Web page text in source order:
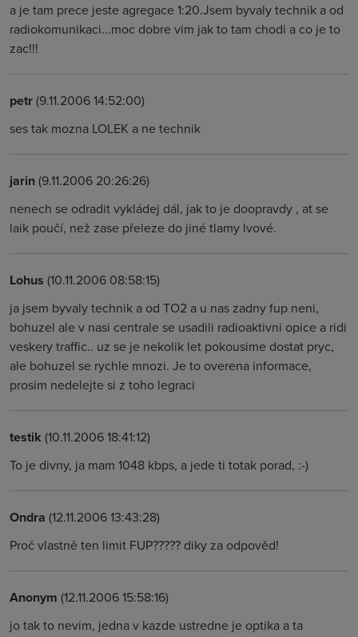
a je tam prece jeste agregace 1:20.Jsem byvaly technik a od
radiokomunikaci...moc dobre vim jak to tam chodi a co je to
zac!!!
petr(9.11.2006 14:52:00)
ses tak mozna LOLEK a ne technik
jarin(9.11.2006 20:26:26)
nenech se odradit vykládej dál, jak to je doopravdy , at se
laik poučí, než zase přeleze do jiné tlamy lvové.
Lohus (10.11.2006 08:58:15)
ja jsem byvaly technik a od TO2 a u nas zadny fup neni,
bohuzel ale v nasi centrale se usadili radioaktivni opice a ridi
veskery traffic.. uz se je nekolik let pokousime dostat pryc,
ale bohuzel se rychle mnozi. Je to overena informace,
prosim nedelejte si z toho legraci
testik (10.11.2006 18:41:12)
To je divny, ja mam 1048 kbps, a jede ti totak porad, :-)
Ondra (12.11.2006 13:43:28)
Proč vlastně ten limit FUP????? diky za odpověd!
Anonym (12.11.2006 15:58:16)
jo tak to nevim, jedna v kazde ustredne je optika a ta